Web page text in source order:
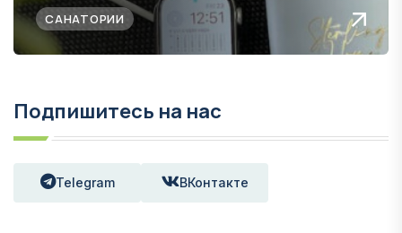
САНАТОРИИ
Подпишитесь на нас
Telegram ВКонтакте